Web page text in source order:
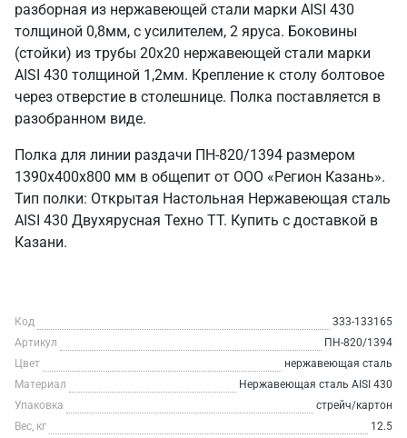
разборная из нержавеющей стали марки AISI 430
толщиной 0,8мм, с усилителем, 2 яруса. Боковины
(стойки) из трубы 20х20 нержавеющей стали марки
AISI 430 толщиной 1,2мм. Крепление к столу болтовое
через отверстие в столешнице. Полка поставляется в
разобранном виде.
Полка для линии раздачи ПН-820/1394 размером
1390х400х800 мм в общепит от ООО «Регион Казань».
Тип полки: Открытая Настольная Нержавеющая сталь
AISI 430 Двухярусная Техно ТТ. Купить с доставкой в
Казани.
Код
333-133165
Артикул
ПН-820/1394
Цвет
нержавеющая сталь
Материал
Нержавеющая сталь AISI 430
Упаковка
стрейч/картон
Вес, кг
12.5